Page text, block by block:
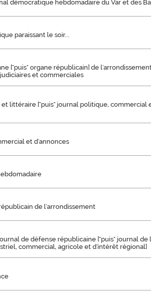
démocratique hebdomadaire du Var et des
paraissant le soir...
["puis" organe républicain] de
et commerciales
littéraire ["puis" journal politique, commercial
et d'annonces
de l'arrondissement
de défense républicaine ["puis" journal
commercial, agricole et d'intérêt régional]